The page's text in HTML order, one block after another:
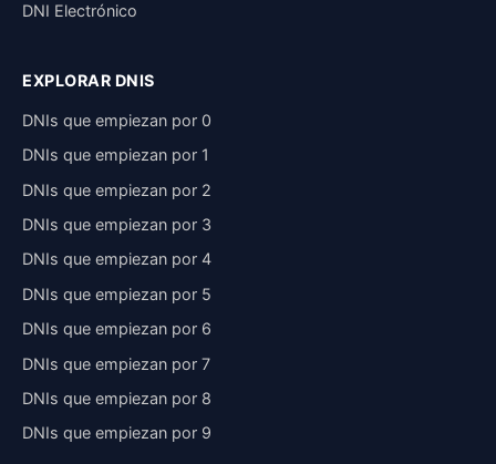
DNI Electrónico
EXPLORAR DNIS
DNIs que empiezan por 0
DNIs que empiezan por 1
DNIs que empiezan por 2
DNIs que empiezan por 3
DNIs que empiezan por 4
DNIs que empiezan por 5
DNIs que empiezan por 6
DNIs que empiezan por 7
DNIs que empiezan por 8
DNIs que empiezan por 9